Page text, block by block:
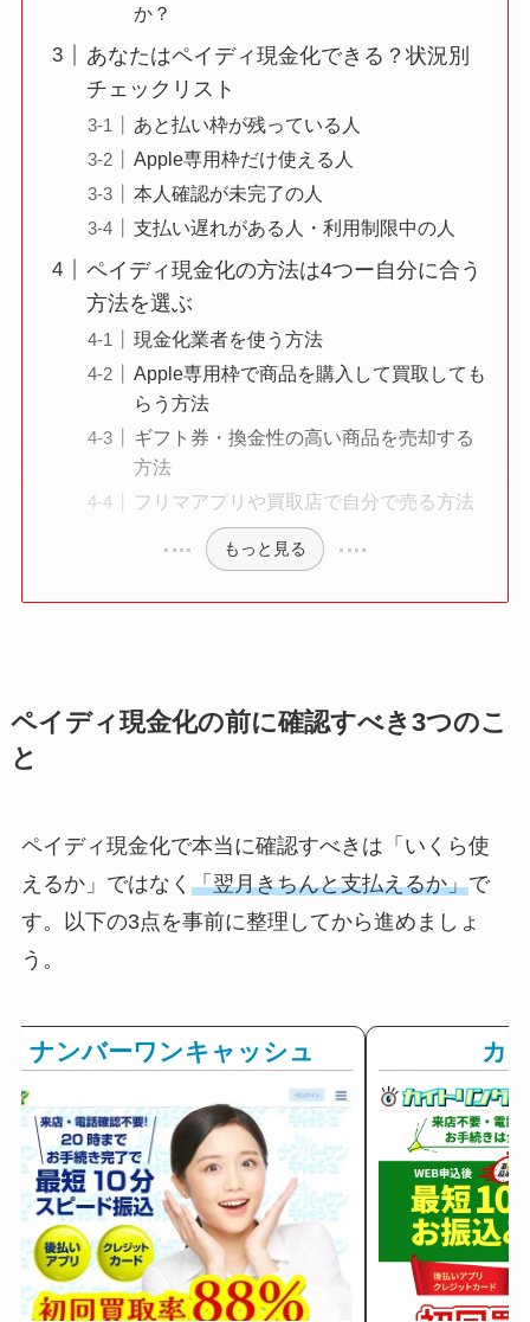
か？
あなたはペイディ現金化できる？状況別
チェックリスト
あと払い枠が残っている人
Apple専用枠だけ使える人
本人確認が未完了の人
支払い遅れがある人・利用制限中の人
ペイディ現金化の方法は4つー自分に合う
方法を選ぶ
現金化業者を使う方法
Apple専用枠で商品を購入して買取しても
らう方法
ギフト券・換金性の高い商品を売却する
方法
フリマアプリや買取店で自分で売る方法
もっと見る
ペイディ現金化の前に確認すべき3つのこ
と
ペイディ現金化で本当に確認すべきは「いくら使
えるか」ではなく 「翌月きちんと支払えるか」で
す。以下の3点を事前に整理してから進めましょ
う。
ナンバーワンキャッシュ カ